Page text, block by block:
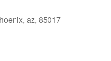
az, 85017